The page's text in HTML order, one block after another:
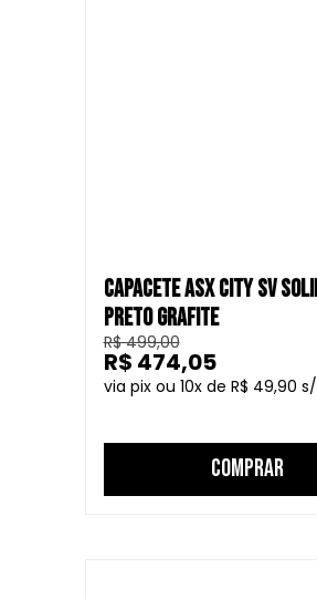
CAPACETE ASX CITY SV
PRETO GRAFITE
R$ 499,00
10
R$ 49,90
R$ 474,05
COMPRAR